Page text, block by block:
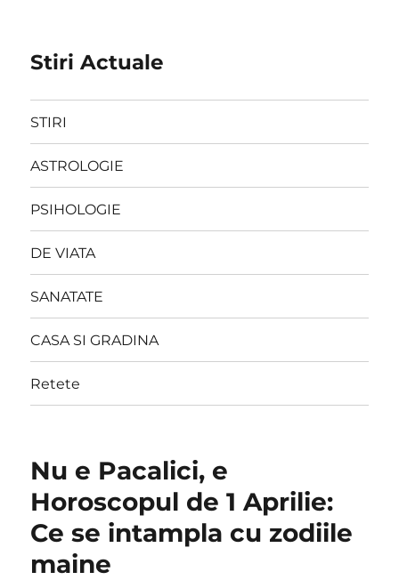
Stiri Actuale
STIRI
ASTROLOGIE
PSIHOLOGIE
DE VIATA
SANATATE
CASA SI GRADINA
Retete
Nu e Pacalici, e
Horoscopul de 1 Aprilie:
Ce se intampla cu zodiile
maine